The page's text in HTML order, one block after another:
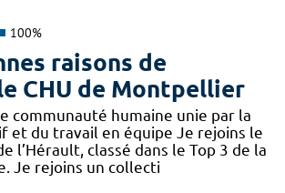
100%
raisons de
CHU de Montpellier
communauté humaine unie par la
et du travail en équipe Je rejoins le
l’Hérault, classé dans le Top 3 de la
Je rejoins un collecti